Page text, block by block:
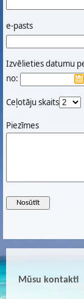
e-pasts
Izvēlieties datumu
no:
Ceļotāju skaits
Piezīmes
Mūsu kontakti